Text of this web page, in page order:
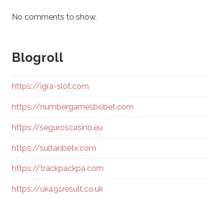
No comments to show.
Blogroll
https://igra-slot.com
https://numbergamesbobet.com
https://seguroscasino.eu
https://sultanbetx.com
https://trackpackpa.com
https://uk49sresult.co.uk